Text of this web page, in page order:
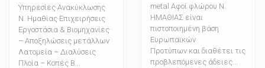
metal Αφοί φλώρου Ν.
ΗΜΑΘΙΑΣ είναι
πιστοποιημένη βάση
Ευρωπαϊκών
Προτύπων και διαθέτει τις
προβλεπόμενες άδειες...
Υπηρεσίες Ανακύκλωσης
Ν. Ημαθίας Επιχειρήσεις
Εργοστάσια & Βιομηχανίες
– Αποξηλώσεις μετάλλων
Λατομεία – Διαλύσεις
Πλοία – Κοπές Β...